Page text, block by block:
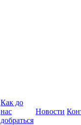
Как до
нас
добраться
Новости